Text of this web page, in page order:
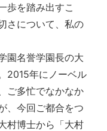
歩を踏み出すこ
さについて、私の
園名誉学園長の大
2015年にノーベル
ご多忙でなかなか
、今回ご都合をつ
村博士から「大村